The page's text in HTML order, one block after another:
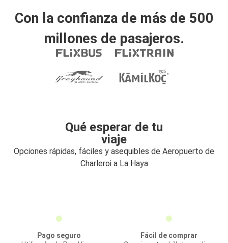
Con la confianza de más de 500
millones de pasajeros.
Qué esperar de tu
viaje
Opciones rápidas, fáciles y asequibles de Aeropuerto de
Charleroi a La Haya
Pago seguro
Fácil de comprar